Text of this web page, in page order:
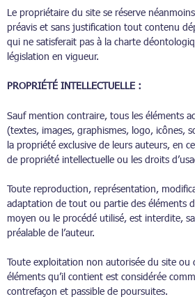
Le propriétaire du site se réserve
préavis et sans justification tout contenu
qui ne satisferait pas à la charte
législation en vigueur.
PROPRIÉTÉ INTELLECTUELLE :
Sauf mention contraire, tous les éléments
(textes, images, graphismes, logo, icônes,
la propriété exclusive de leurs auteurs, en
de propriété intellectuelle ou les droits
Toute reproduction, représentation,
adaptation de tout ou partie des éléments
moyen ou le procédé utilisé, est interdite,
préalable de l’auteur.
Toute exploitation non autorisée du site ou
éléments qu’il contient est considérée
contrefaçon et passible de poursuites.